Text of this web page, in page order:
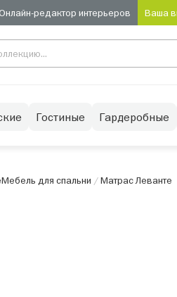
редактор интерьеров Ваша
Гостиные Гардеробные
Мебель для спальни /Матрас Леванте